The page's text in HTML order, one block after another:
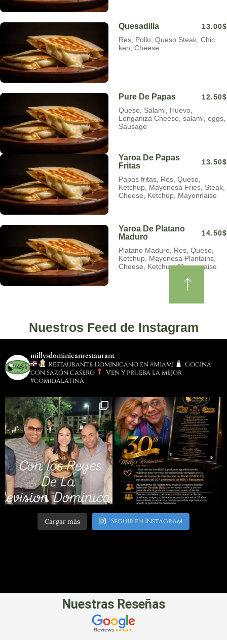
Quesadilla
13.00$
Res, Pollo, Queso Steak, Chic
ken, Cheese
Pure De Papas
12.50$
Queso, Salami, Huevo,
Longaniza Cheese, salami, eggs,
Sausage
Yaroa De Papas
Fritas
13.50$
Papas fritas, Res, Queso,
Ketchup, Mayonesa Fries, Steak,
Cheese, Ketchup, Mayonnaise
Yaroa De Platano
Maduro
14.50$
Platano Maduro, Res, Queso,
Ketchup, Mayonesa Plantains,
Cheese, Ketchup, Mayonnaise
Nuestros Feed de Instagram
millysdominicanrestaurant
Restaurante Dominicano en #Miami
Cocina
con sazón casero
Ven y prueba la mejor
#comidalatina
Cargar más Seguir en Instagram
Nuestras Reseñas